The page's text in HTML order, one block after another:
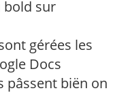
bold sur
gérées les
Docs
pâssent biën on